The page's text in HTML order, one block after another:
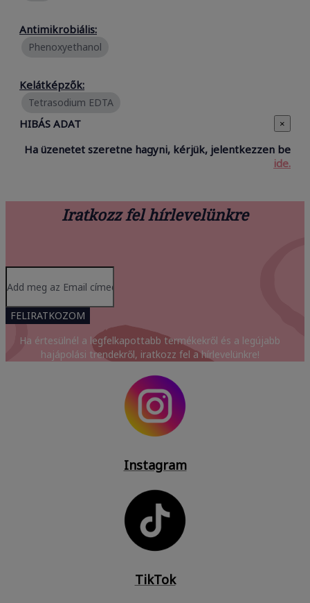
Antimikrobiális:
Phenoxyethanol
Kelátképzők:
Tetrasodium EDTA
HIBÁS ADAT ×
Ha üzenetet szeretne hagyni, kérjük, jelentkezzen be
ide.
Iratkozz fel hírlevelünkre
FELIRATKOZOM
Ha értesülnél a legfelkapottabb termékekről és a legújabb
hajápolási trendekről, iratkozz fel a hírlevelünkre!
Instagram
TikTok